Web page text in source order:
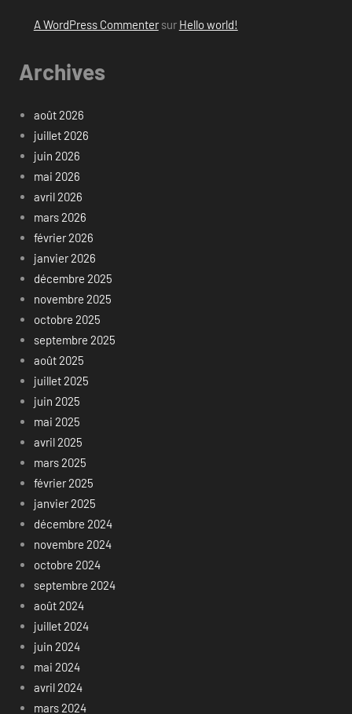
A WordPress Commentersur Hello world!
Archives
août 2026
juillet 2026
juin 2026
mai 2026
avril 2026
mars 2026
février 2026
janvier 2026
décembre 2025
novembre 2025
octobre 2025
septembre 2025
août 2025
juillet 2025
juin 2025
mai 2025
avril 2025
mars 2025
février 2025
janvier 2025
décembre 2024
novembre 2024
octobre 2024
septembre 2024
août 2024
juillet 2024
juin 2024
mai 2024
avril 2024
mars 2024